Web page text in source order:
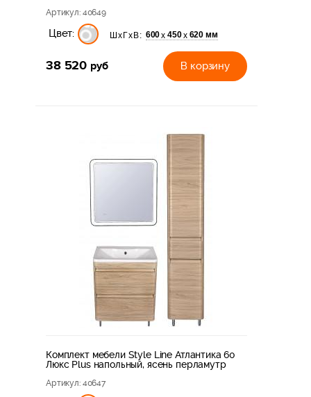
Артикул: 40649
Цвет: ШхГхВ: 600х 450х 620 мм
38 520 руб В корзину
Комплект мебели Style Line Атлантика 60
Люкс Plus напольный, ясень перламутр
Артикул: 40647